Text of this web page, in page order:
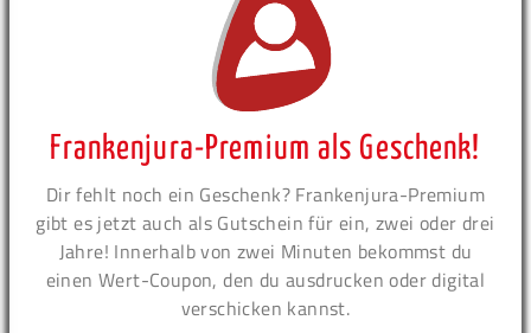
Frankenjura-Premium als Geschenk!
Dir fehlt noch ein Geschenk? Frankenjura-Premium
gibt es jetzt auch als Gutschein für ein, zwei oder drei
Jahre! Innerhalb von zwei Minuten bekommst du
einen Wert-Coupon, den du ausdrucken oder digital
verschicken kannst.